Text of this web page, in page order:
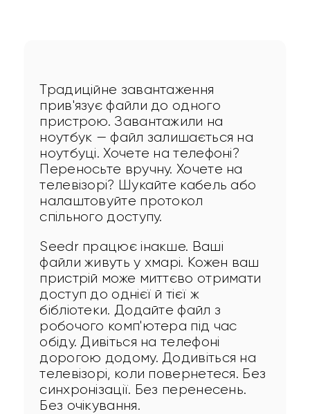
Традиційне завантаження
прив'язує файли до одного
пристрою. Завантажили на
ноутбук — файл залишається на
ноутбуці. Хочете на телефоні?
Переносьте вручну. Хочете на
телевізорі? Шукайте кабель або
налаштовуйте протокол
спільного доступу.
Seedr працює інакше. Ваші
файли живуть у хмарі. Кожен ваш
пристрій може миттєво отримати
доступ до однієї й тієї ж
бібліотеки. Додайте файл з
робочого комп'ютера під час
обіду. Дивіться на телефоні
дорогою додому. Додивіться на
телевізорі, коли повернетеся. Без
синхронізації. Без перенесень.
Без очікування.